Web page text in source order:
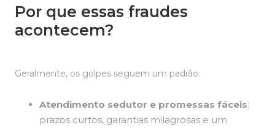
Por que essas fraudes
acontecem?
Geralmente, os golpes seguem um padrão:
Atendimento sedutor e promessas fáceis:
prazos curtos, garantias milagrosas e um